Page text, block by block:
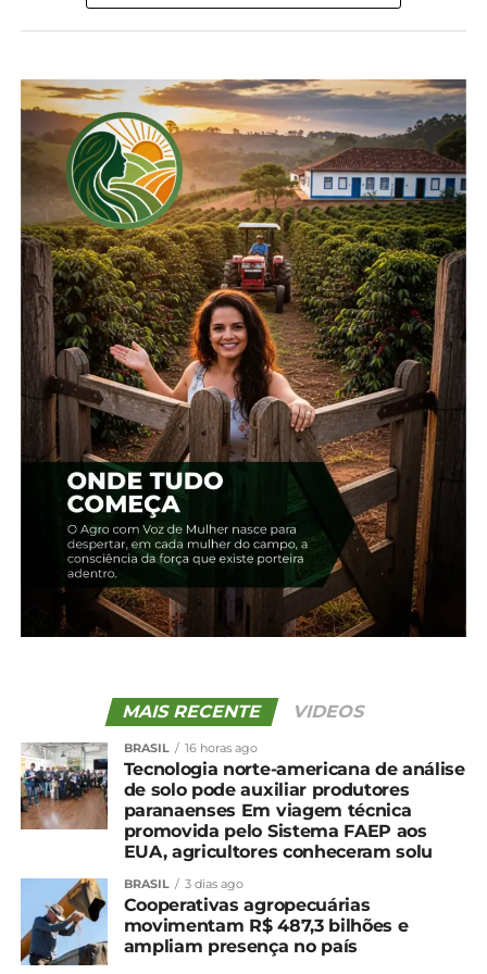
lavouras, um tempo também pinus, frutíferas e
fazemos lavoura de grãos”, relata.
Guilherme conta que em certo momento, o avô
ficou apenas com as atividades rurais, e inclusive, o
espaço onde ele tinha comércio, mais tarde foi
alugado para o ‘Ferruge’ montar a loja MacPonta
em Irati, com quem a família tem uma longa
amizade.
“Uma fase que foi muito importante e expandiu, foi
quando o meu pai William, formado em
Administração, veio ajudar o vô na propriedade,
eles compraram novas terras e continuaram a
investir cada vez mais nas lavouras. E para isso,
contamos há alguns anos com a parceria forte da
tecnologia dos tratores e máquinas da MacPonta,
que é concessionário da John Deere”, cita.
Para o produtor, o constante desenvolvimento da
tecnologia é essencial para os bons resultados.
“Hoje nossa agricultura é de precisão, tenho dados
em tempo real do trabalho feito no campo. Pelo
celular acompanho o desempenho das máquinas,
aumentando a rentabilidade e diminuindo o custo
operacional”, destaca.
O senhor Wadislau foi quem deu início a compra
de terras e atividades rurais, na foto acompanhado
da esposa, Wanda na inauguração da nova
MacPonta em Irati
PROJETO PIONEIRO
MAIS RECENTE VIDEOS
BRASIL 16 horas ago
Tecnologia norte-americana de análise
de solo pode auxiliar produtores
paranaenses Em viagem técnica
promovida pelo Sistema FAEP aos
EUA, agricultores conheceram solu
BRASIL 3 dias ago
Cooperativas agropecuárias
movimentam R$ 487,3 bilhões e
ampliam presença no país